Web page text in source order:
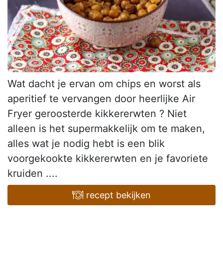
Wat dacht je ervan om chips en worst als
aperitief te vervangen door heerlijke Air
Fryer geroosterde kikkererwten ? Niet
alleen is het supermakkelijk om te maken,
alles wat je nodig hebt is een blik
voorgekookte kikkererwten en je favoriete
kruiden ....
recept bekijken